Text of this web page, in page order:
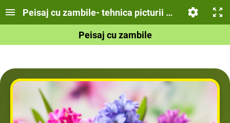
Peisaj cu zambile- tehnica picturii cu betișorul de
Peisaj cu zambile